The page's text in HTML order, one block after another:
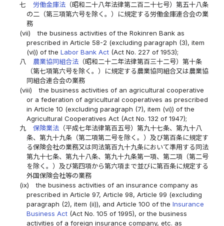
七
労働金庫法（昭和二十八年法律第二百二十七号）第五十八条
の二（第三項第六号を除く。）に規定する労働金庫連合会の業
務
(vii)
the business activities of the Rokinren Bank as
prescribed in Article 58-2 (excluding paragraph (3), item
(vi)) of the Labor Bank Act(Act No. 227 of 1953);
八
農業協同組合法（昭和二十二年法律第百三十二号）第十条
（第七項第六号を除く。）に規定する農業協同組合又は農業協
同組合連合会の業務
(viii)
the business activities of an agricultural cooperative
or a federation of agricultural cooperatives as prescribed
in Article 10 (excluding paragraph (7), item (vi)) of the
Agricultural Cooperatives Act (Act No. 132 of 1947);
九
保険業法（平成七年法律第百五号）第九十七条、第九十八
条、第九十九条（第二項第二号を除く。）及び第百条に規定す
る保険会社の業務又は同法第百九十九条において準用する同法
第九十七条、第九十八条、第九十九条第一項、第二項（第二号
を除く。）及び第四項から第六項まで並びに第百条に規定する
外国保険会社等の業務
(ix)
the business activities of an insurance company as
prescribed in Article 97, Article 98, Article 99 (excluding
paragraph (2), item (ii)), and Article 100 of the Insurance
Business Act(Act No. 105 of 1995), or the business
activities of a foreign insurance company, etc. as